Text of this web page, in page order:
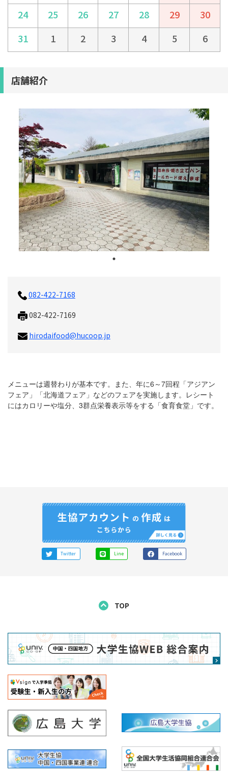
24
25 26 27 28 29
30
31
1 2 3 4 5 6
店舗紹介
082-422-7168
082-422-7169
hirodaifood@hucoop.jp
メニューは週替わりが基本です。また、年に6～7回程「アジアン
フェア」「北海道フェア」などのフェアを実施します。レシート
にはカロリーや塩分、3群点栄養表示等をする「食育食堂」です。
Twitter Line Facebook
TOP